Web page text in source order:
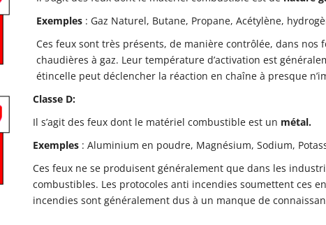
Exemples : Gaz Naturel, Butane, Propane, Acétylène,
Ces feux sont très présents, de manière contrôlée, dans nos
chaudières à gaz. Leur température d’activation est
étincelle peut déclencher la réaction en chaîne à presque
Classe D:
Il s’agit des feux dont le matériel combustible est un métal.
Exemples : Aluminium en poudre, Magnésium, Sodium,
Ces feux ne se produisent généralement que dans les
combustibles. Les protocoles anti incendies soumettent ces
incendies sont généralement dus à un manque de